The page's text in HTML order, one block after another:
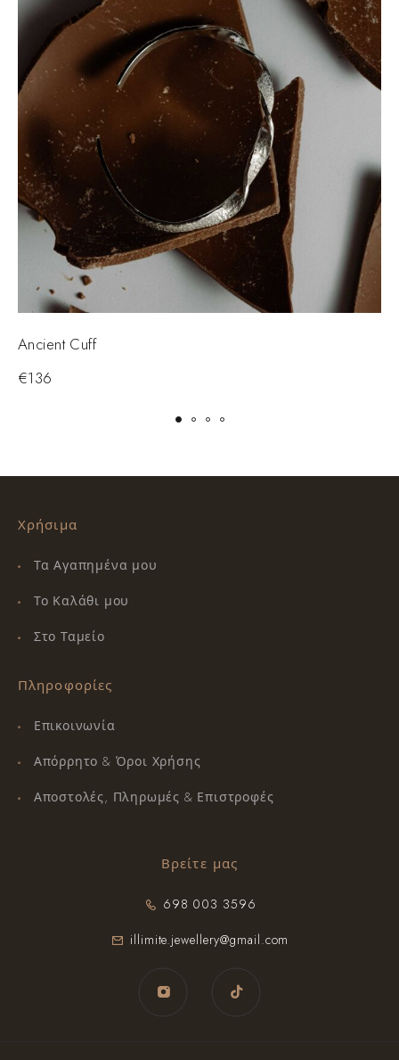
Ancient Cuff
€136
Χρήσιμα
Τα Αγαπημένα μου
Το Καλάθι μου
Στο Ταμείο
Πληροφορίες
Επικοινωνία
Απόρρητο & Όροι Χρήσης
Αποστολές, Πληρωμές & Επιστροφές
Βρείτε μας
698 003 3596
illimite.jewellery@gmail.com